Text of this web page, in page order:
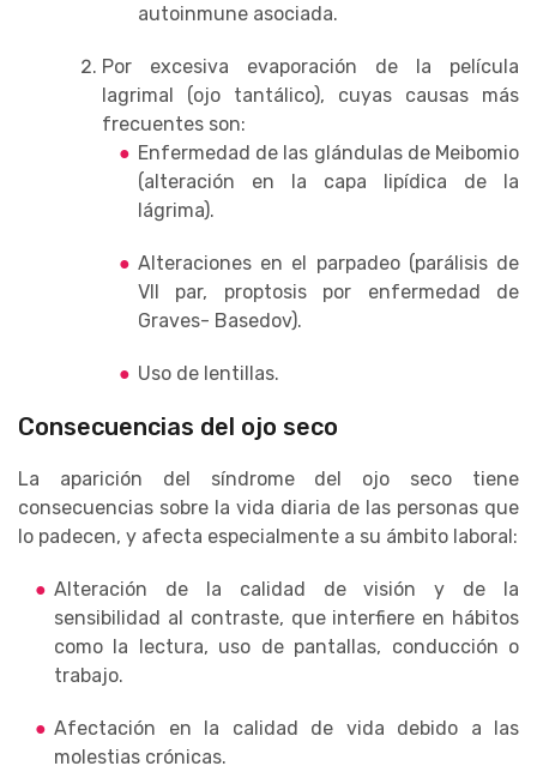
autoinmune asociada.
Por excesiva evaporación de la película
lagrimal (ojo tantálico), cuyas causas más
frecuentes son:
Enfermedad de las glándulas de Meibomio
(alteración en la capa lipídica de la
lágrima).
Alteraciones en el parpadeo (parálisis de
VII par, proptosis por enfermedad de
Graves- Basedov).
Uso de lentillas.
Consecuencias del ojo seco
La aparición del síndrome del ojo seco tiene
consecuencias sobre la vida diaria de las personas que
lo padecen, y afecta especialmente a su ámbito laboral:
Alteración de la calidad de visión y de la
sensibilidad al contraste, que interfiere en hábitos
como la lectura, uso de pantallas, conducción o
trabajo.
Afectación en la calidad de vida debido a las
molestias crónicas.